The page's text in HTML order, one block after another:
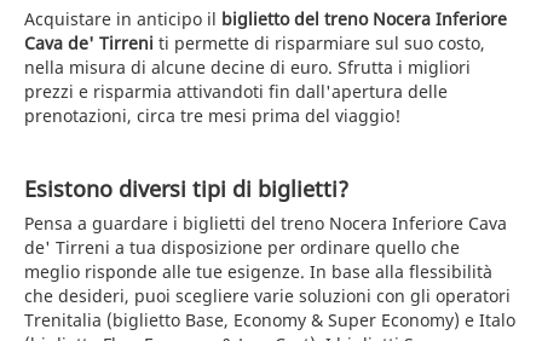
Acquistare in anticipo il biglietto del treno Nocera Inferiore
Cava de' Tirreni ti permette di risparmiare sul suo costo,
nella misura di alcune decine di euro. Sfrutta i migliori
prezzi e risparmia attivandoti fin dall'apertura delle
prenotazioni, circa tre mesi prima del viaggio!
Esistono diversi tipi di biglietti?
Pensa a guardare i biglietti del treno Nocera Inferiore Cava
de' Tirreni a tua disposizione per ordinare quello che
meglio risponde alle tue esigenze. In base alla flessibilità
che desideri, puoi scegliere varie soluzioni con gli operatori
Trenitalia (biglietto Base, Economy & Super Economy) e Italo